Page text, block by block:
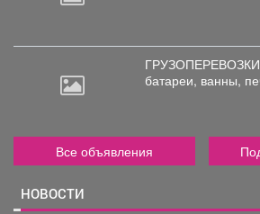
батареи, ванны,
Все объявления
НОВОСТИ